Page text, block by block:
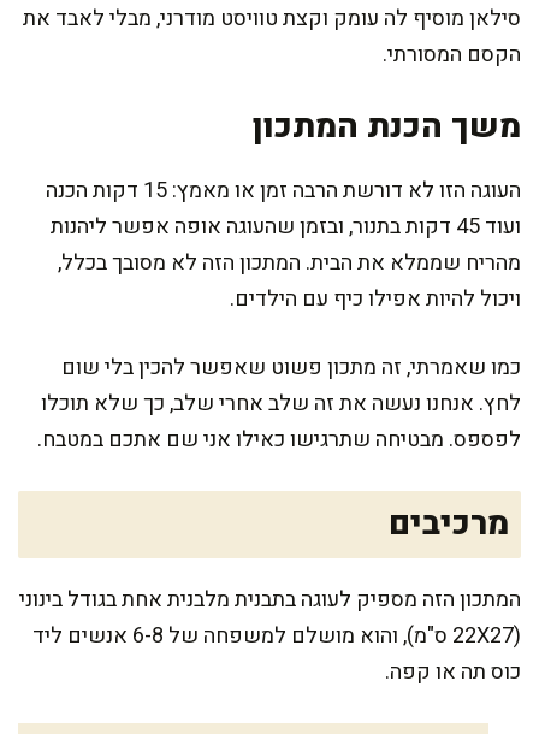
סילאן מוסיף לה עומק וקצת טוויסט מודרני, מבלי לאבד את
הקסם המסורתי.
משך הכנת המתכון
העוגה הזו לא דורשת הרבה זמן או מאמץ: 15 דקות הכנה
ועוד 45 דקות בתנור, ובזמן שהעוגה אופה אפשר ליהנות
מהריח שממלא את הבית. המתכון הזה לא מסובך בכלל,
ויכול להיות אפילו כיף עם הילדים.
כמו שאמרתי, זה מתכון פשוט שאפשר להכין בלי שום
לחץ. אנחנו נעשה את זה שלב אחרי שלב, כך שלא תוכלו
לפספס. מבטיחה שתרגישו כאילו אני שם אתכם במטבח.
מרכיבים
המתכון הזה מספיק לעוגה בתבנית מלבנית אחת בגודל בינוני
(22X27 ס"מ), והוא מושלם למשפחה של 6-8 אנשים ליד
כוס תה או קפה.